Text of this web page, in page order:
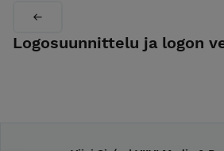
Logosuunnittelu ja logon